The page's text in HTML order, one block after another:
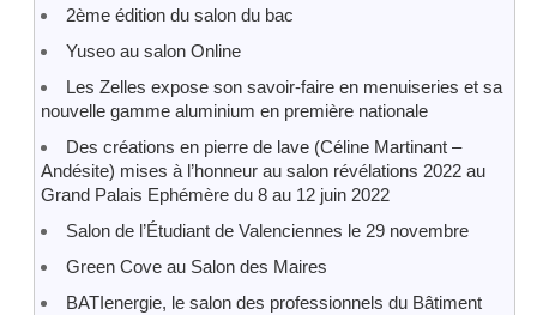
2ème édition du salon du bac
Yuseo au salon Online
Les Zelles expose son savoir-faire en menuiseries et sa
nouvelle gamme aluminium en première nationale
Des créations en pierre de lave (Céline Martinant –
Andésite) mises à l’honneur au salon révélations 2022 au
Grand Palais Ephémère du 8 au 12 juin 2022
Salon de l’Étudiant de Valenciennes le 29 novembre
Green Cove au Salon des Maires
BATIenergie, le salon des professionnels du Bâtiment